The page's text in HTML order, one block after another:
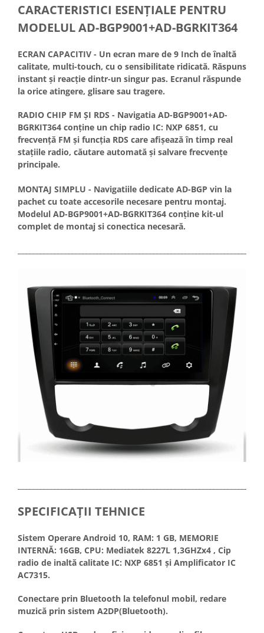
CARACTERISTICI ESENŢIALE PENTRU
MODELUL AD-BGP9001+AD-BGRKIT364
ECRAN CAPACITIV - Un ecran mare de 9 Inch de înaltă
calitate, multi-touch, cu o sensibilitate ridicată. Răspuns
instant și reacție dintr-un singur pas. Ecranul răspunde
la orice atingere, glisare sau tragere.
RADIO CHIP FM ȘI RDS - Navigatia AD-BGP9001+AD-
BGRKIT364 conține un chip radio IC: NXP 6851, cu
frecvență FM și funcția RDS care afișează în timp real
stațiile radio, căutare automată și salvare frecvențe
principale.
MONTAJ SIMPLU - Navigatiile dedicate AD-BGP vin la
pachet cu toate accesorile necesare pentru montaj.
Modelul AD-BGP9001+AD-BGRKIT364 conține kit-ul
complet de montaj si conectica necesară.
SPECIFICAȚII TEHNICE
Sistem Operare Android 10, RAM: 1 GB, MEMORIE
INTERNĂ: 16GB, CPU: Mediatek 8227L 1,3GHZx4 , Cip
radio de inaltă calitate IC: NXP 6851 și Amplificator IC
AC7315.
Conectare prin Bluetooth la telefonul mobil, redare
muzică prin sistem A2DP(Bluetooth).